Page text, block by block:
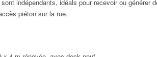
indépendants, idéals pour recevoir ou générer
piéton sur la rue.